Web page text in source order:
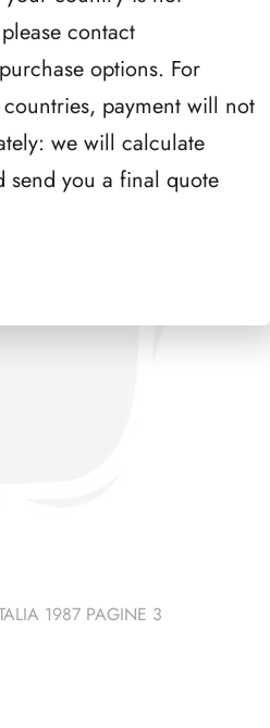
1985/1992
1987 PAGINE 3
contact
options. For
payment will not
we will calculate
send you a final quote